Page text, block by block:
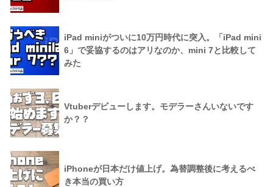
iPad miniがついに10万円時代に突入。「iPad mini
6」で妥協するのはアリなのか、mini 7と比較して
みた
Vtuberデビューします。モデラーさんいないです
か？？
iPhoneが日本だけ値上げ。為替調整後に考えるべ
き本当の買い方